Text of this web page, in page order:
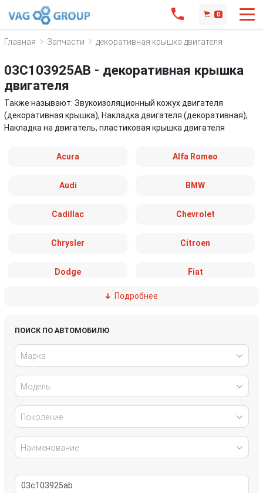
0
Главная Запчасти декоративная крышка двигателя
03C103925AB - декоративная крышка
двигателя
Также называют: Звукоизоляционный кожух двигателя
(декоративная крышка), Накладка двигателя (декоративная),
Накладка на двигатель, пластиковая крышка двигателя
Acura Alfa Romeo
Audi BMW
Cadillac Chevrolet
Chrysler Citroen
Dodge Fiat
Honda
Kia
Land Rover
Mazda Mercedes-Benz
Подробнее
ПОИСК ПО АВТОМОБИЛЮ
Марка
Модель
Поколение
Наименование